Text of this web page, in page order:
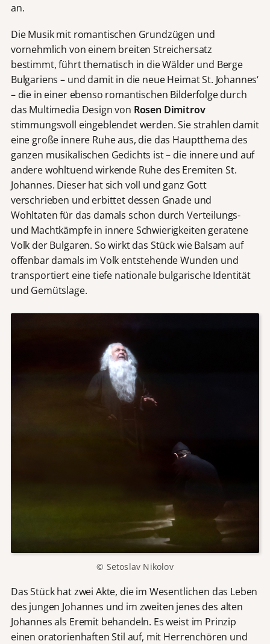
an.
Die Musik mit romantischen Grundzügen und
vornehmlich von einem breiten Streichersatz
bestimmt, führt thematisch in die Wälder und Berge
Bulgariens – und damit in die neue Heimat St. Johannes‘
– die in einer ebenso romantischen Bilderfolge durch
das Multimedia Design von Rosen Dimitrov
stimmungsvoll eingeblendet werden. Sie strahlen damit
eine große innere Ruhe aus, die das Hauptthema des
ganzen musikalischen Gedichts ist – die innere und auf
andere wohltuend wirkende Ruhe des Eremiten St.
Johannes. Dieser hat sich voll und ganz Gott
verschrieben und erbittet dessen Gnade und
Wohltaten für das damals schon durch Verteilungs-
und Machtkämpfe in innere Schwierigkeiten geratene
Volk der Bulgaren. So wirkt das Stück wie Balsam auf
offenbar damals im Volk entstehende Wunden und
transportiert eine tiefe nationale bulgarische Identität
und Gemütslage.
© Setoslav Nikolov
Das Stück hat zwei Akte, die im Wesentlichen das Leben
des jungen Johannes und im zweiten jenes des alten
Johannes als Eremit behandeln. Es weist im Prinzip
einen oratorienhaften Stil auf, mit Herrenchören und